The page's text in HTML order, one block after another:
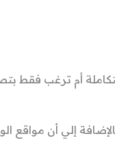
أم ترغب فقط
إلي أن مواقع